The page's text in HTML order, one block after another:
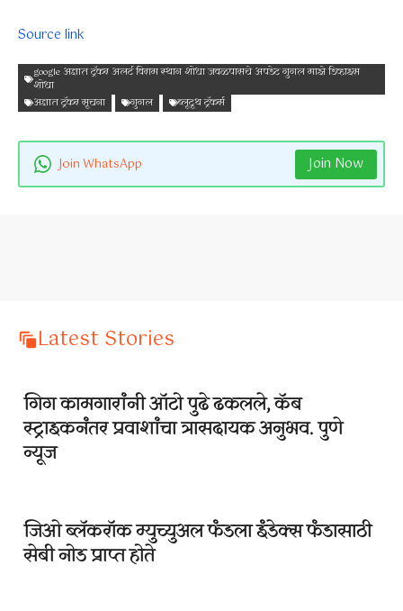
Source link
google अज्ञात ट्रॅकर अलर्ट विराम स्थान शोधा जवळपासचे अपडेट गुगल माझे डिव्हाइस
शोधा
अज्ञात ट्रॅकर सूचना
गुगल ब्लूटूथ ट्रॅकर्स
Join WhatsApp Join Now
Latest Stories
गिग कामगारांनी ऑटो पुढे ढकलले, कॅब
स्ट्राइकनंतर प्रवाशांचा त्रासदायक अनुभव. पुणे
न्यूज
जिओ ब्लॅकरॉक म्युच्युअल फंडला इंडेक्स फंडासाठी
सेबी नोड प्राप्त होते